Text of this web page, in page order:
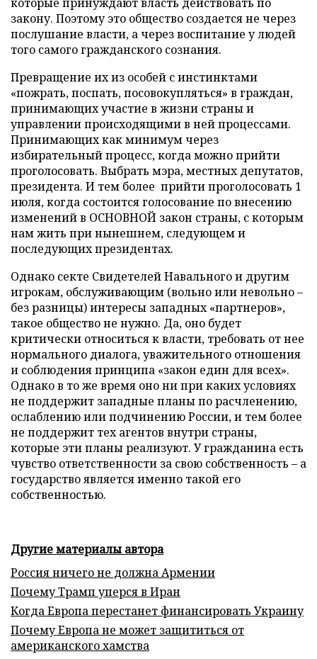
закону. Поэтому это общество создается не через
послушание власти, а через воспитание у людей
того самого гражданского сознания.
Превращение их из особей с инстинктами
«пожрать, поспать, посовокупляться» в граждан,
принимающих участие в жизни страны и
управлении происходящими в ней процессами.
Принимающих как минимум через
избирательный процесс, когда можно прийти
проголосовать. Выбрать мэра, местных депутатов,
президента. И тем более прийти проголосовать 1
июля, когда состоится голосование по внесению
изменений в ОСНОВНОЙ закон страны, с которым
нам жить при нынешнем, следующем и
последующих президентах.
Однако секте Свидетелей Навального и другим
игрокам, обслуживающим (вольно или невольно –
без разницы) интересы западных «партнеров»,
такое общество не нужно. Да, оно будет
критически относиться к власти, требовать от нее
нормального диалога, уважительного отношения
и соблюдения принципа «закон един для всех».
Однако в то же время оно ни при каких условиях
не поддержит западные планы по расчленению,
ослаблению или подчинению России, и тем более
не поддержит тех агентов внутри страны,
которые эти планы реализуют. У гражданина есть
чувство ответственности за свою собственность – а
государство является именно такой его
собственностью.
Другие материалы автора
Россия ничего не должна Армении
Почему Трамп уперся в Иран
Когда Европа перестанет финансировать Украину
Почему Европа не может защититься от
американского хамства